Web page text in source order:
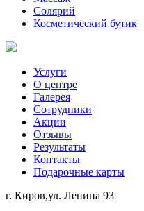
Солярий
Косметический бутик
Услуги
О центре
Галерея
Сотрудники
Акции
Отзывы
Результаты
Контакты
Подарочные карты
г. Киров,ул. Ленина 93